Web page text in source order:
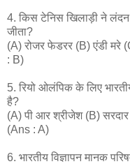
4. किस टेनिस खिलाड़ी ने लंदन
जीता?
(A) रोजर फेडरर (B) एंडी मरे
: B)
5. रियो ओलंपिक के लिए
है?
(A) पी आर श्रीजेश (B)
(Ans : A)
6. भारतीय विज्ञापन मानक